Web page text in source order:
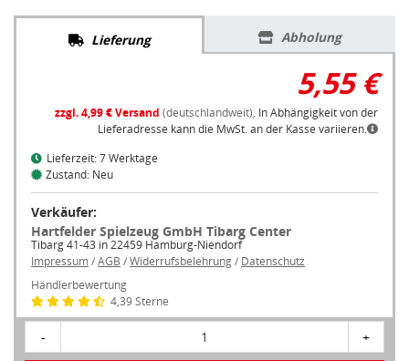
Lieferung Abholung
5,55 €
zzgl. 4,99 € Versand (deutschlandweit), In Abhängigkeit von der
Lieferadresse kann die MwSt. an der Kasse variieren.
Lieferzeit: 7 Werktage
Zustand: Neu
Verkäufer:
Hartfelder Spielzeug GmbH Tibarg Center
Tibarg 41-43 in 22459 Hamburg-Niendorf
Impressum/AGB /Widerrufsbelehrung/ Datenschutz
Händlerbewertung
4,39 Sterne
- 1 +